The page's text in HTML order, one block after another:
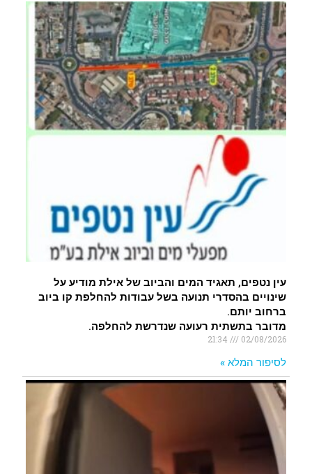
עין נטפים, תאגיד המים והביוב של אילת מודיע על
שינויים בהסדרי תנועה בשל עבודות להחלפת קו ביוב
ברחוב יותם.
מדובר בתשתית רעועה שנדרשת להחלפה.
02/08/2026
לסיפור המלא »